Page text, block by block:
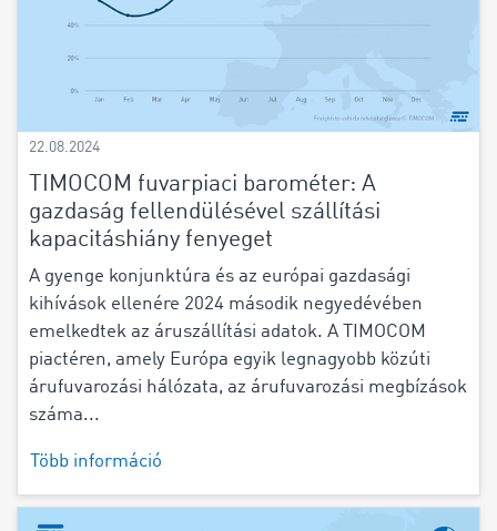
22.08.2024
TIMOCOM fuvarpiaci barométer: A
gazdaság fellendülésével szállítási
kapacitáshiány fenyeget
A gyenge konjunktúra és az európai gazdasági
kihívások ellenére 2024 második negyedévében
emelkedtek az áruszállítási adatok. A TIMOCOM
piactéren, amely Európa egyik legnagyobb közúti
árufuvarozási hálózata, az árufuvarozási megbízások
száma...
Több információ